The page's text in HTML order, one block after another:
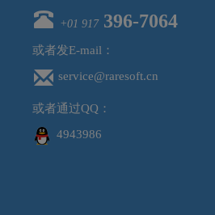
+01 917‪396-7064‬
或者发E-mail：
service@raresoft.cn
或者通过QQ：
4943986